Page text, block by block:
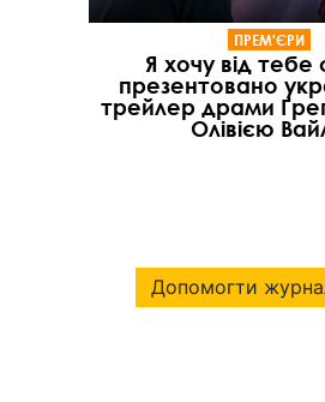
ПРЕМ'ЄРИ
Я хочу від тебе
презентовано
трейлер драми
Олівією
Допомогти